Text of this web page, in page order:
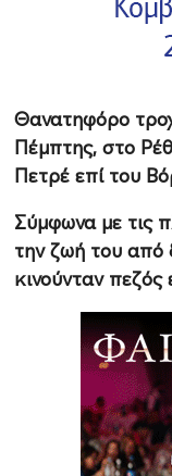
Θανατηφόρο
Πέμπτης, στο
Πετρέ επί του
Σύμφωνα με τις
την ζωή του από
κινούνταν